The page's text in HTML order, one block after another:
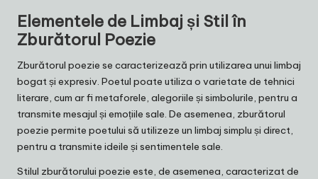
Elementele de Limbaj și Stil în
Zburătorul Poezie
Zburătorul poezie se caracterizează prin utilizarea unui limbaj
bogat și expresiv. Poetul poate utiliza o varietate de tehnici
literare, cum ar fi metaforele, alegoriile și simbolurile, pentru a
transmite mesajul și emoțiile sale. De asemenea, zburătorul
poezie permite poetului să utilizeze un limbaj simplu și direct,
pentru a transmite ideile și sentimentele sale.
Stilul zburătorului poezie este, de asemenea, caracterizat de